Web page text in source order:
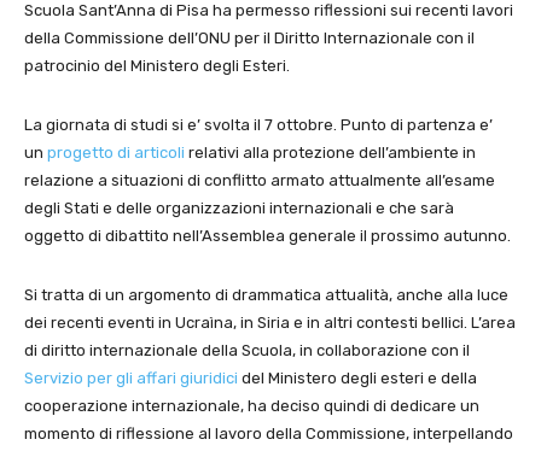
Scuola Sant’Anna di Pisa ha permesso riflessioni sui recenti lavori
della Commissione dell’ONU per il Diritto Internazionale con il
patrocinio del Ministero degli Esteri.
La giornata di studi si e’ svolta il 7 ottobre. Punto di partenza e’
un progetto di articoli relativi alla protezione dell’ambiente in
relazione a situazioni di conflitto armato attualmente all’esame
degli Stati e delle organizzazioni internazionali e che sarà
oggetto di dibattito nell’Assemblea generale il prossimo autunno.
Si tratta di un argomento di drammatica attualità, anche alla luce
dei recenti eventi in Ucraìna, in Siria e in altri contesti bellici. L’area
di diritto internazionale della Scuola, in collaborazione con il
Servizio per gli affari giuridici del Ministero degli esteri e della
cooperazione internazionale, ha deciso quindi di dedicare un
momento di riflessione al lavoro della Commissione, interpellando